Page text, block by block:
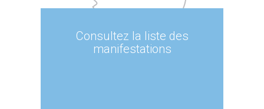
Consultez la liste des
manifestations